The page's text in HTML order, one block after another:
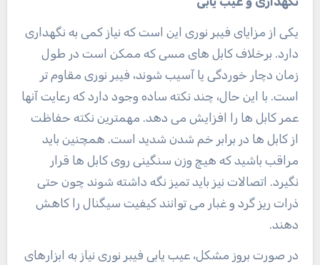
یکی از مزایای فیبر نوری این است که نیاز کمی به نگهداری
دارد. برخلاف کابل های مسی که ممکن است در طول
زمان دچار خوردگی یا آسیب شوند، فیبر نوری مقاوم تر
است. با این حال، چند نکته ساده وجود دارد که رعایت آنها
عمر کابل ها را افزایش می دهد. مهمترین نکته حفاظت
از کابل ها در برابر خم شدن شدید است. همچنین باید
مراقب باشید که هیچ وزن سنگینی روی کابل ها قرار
نگیرد. اتصالات نیز باید تمیز نگه داشته شوند چون حتی
ذرات ریز گرد و غبار می توانند کیفیت سیگنال را کاهش
دهند.
در صورت بروز مشکل، عیب یابی فیبر نوری نیاز به ابزارهای